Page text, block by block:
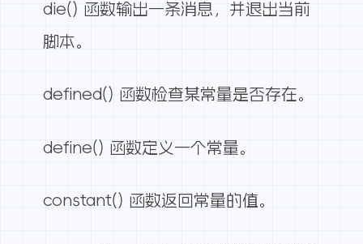
die() 函数输出一条消息，并退出当前
脚本。
defined() 函数检查某常量是否存在。
define() 函数定义一个常量。
constant() 函数返回常量的值。